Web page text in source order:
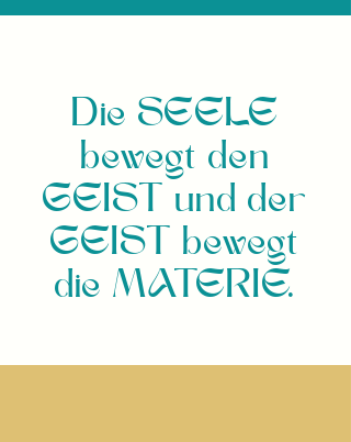
Die SEELE
bewegt den
GEIST und der
GEIST bewegt
die MATERIE.